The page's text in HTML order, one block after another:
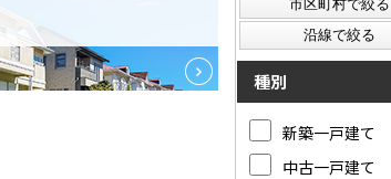
種別
新築一戸建て
中古一戸建て